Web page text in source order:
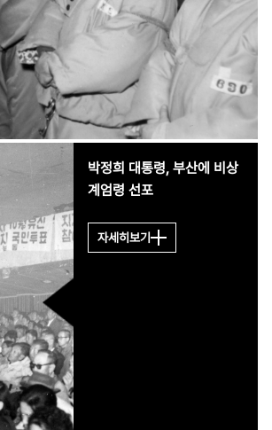
선거를 치른다. 야당의원
을 매수하고 협박하여 사
퇴시키고, 경찰과 세무서
를 총동원하여 비리를 캐
고, 야당 선거운동원을
불법 연행하여 투옥하고
깡패가 동원되어 행패를
일삼았다. 결국 자유당은
선거에서 압도적 승리를
표제를 가미, 순수한 대
통령제 실시, 대통령 궐
박정희 대통령, 부산에 비상
계엄령 선포
자세히보기